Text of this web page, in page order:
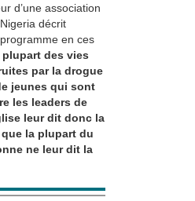
d’une association
décrit
en ces
plupart des vies
par la drogue
jeunes qui sont
les leaders de
leur dit donc la
la plupart du
ne leur dit la